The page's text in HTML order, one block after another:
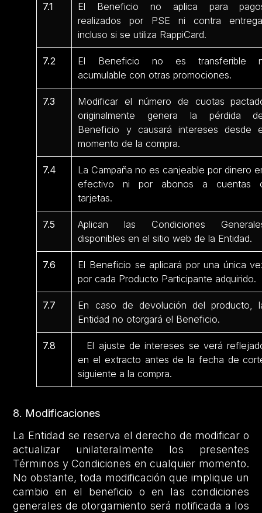
7.1
El Beneficio no aplica para
realizados por PSE ni contra
incluso si se utiliza RappiCard.
7.2
El Beneficio no es transferible
acumulable con otras promociones.
7.3
Modificar el número de cuotas
originalmente genera la pérdida
Beneficio y causará intereses desde
momento de la compra.
7.4
La Campaña no es canjeable por dinero
efectivo ni por abonos a cuentas
tarjetas.
7.5
Aplican las Condiciones
disponibles en el sitio web de la Entidad.
7.6
El Beneficio se aplicará por una única
por cada Producto Participante adquirido.
7.7
En caso de devolución del producto,
Entidad no otorgará el Beneficio.
7.8
El ajuste de intereses se verá
en el extracto antes de la fecha de
siguiente a la compra.
8. Modificaciones
La Entidad se reserva el derecho de modificar o
actualizar unilateralmente los presentes
Términos y Condiciones en cualquier momento.
No obstante, toda modificación que implique un
cambio en el beneficio o en las condiciones
generales de otorgamiento será notificada a los